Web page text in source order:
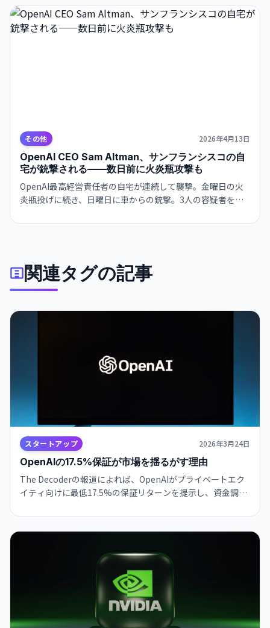
その他 2026年4月13日
OpenAI CEO Sam Altman、サンフランシスコの自
宅が銃撃される——数日前に火炎瓶攻撃も
OpenAI最高経営責任者の自宅が連続して襲撃。金曜日の火
炎瓶投げに続き、日曜日に車からの銃撃。3人の容疑者を逮
関連タグの記事
スタートアップ 2026年3月24日
OpenAIの17.5%保証が市場を揺るがす理由
The Decoderの報道によれば、OpenAIがプライベートエク
イティ向けに最低17.5%の保証リターンを提示し、資金調達
示と透明性に注目が集まります。